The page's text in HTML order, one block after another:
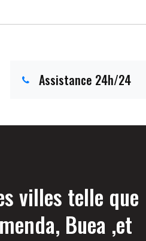
Assistance 24h/24
villes telle que
Buea ,et